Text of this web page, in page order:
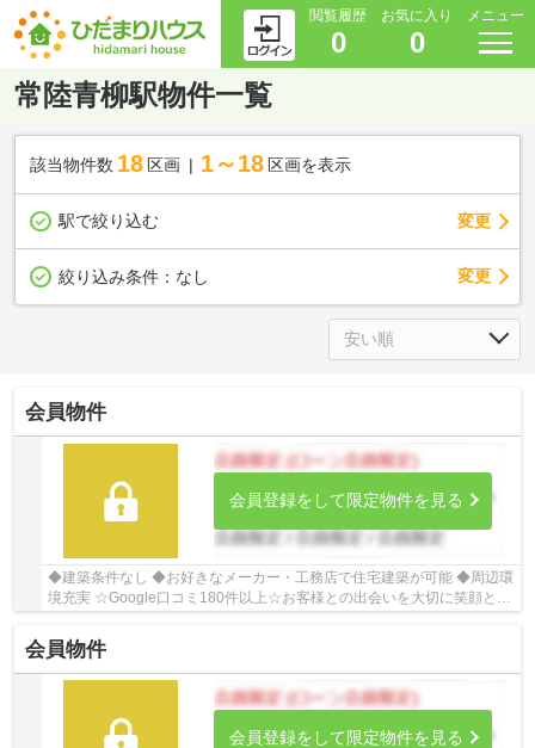
閲覧履歴
0
お気に入り
0
メニュー
常陸青柳駅物件一覧
該当物件数 18 区画 1～18 区画を表示
駅で絞り込む 変更
絞り込み条件： なし 変更
会員物件
会員登録をして限定物件を見る
◆建築条件なし ◆お好きなメーカー・工務店で住宅建築が可能 ◆周辺環
境充実 ☆Google口コミ180件以上☆お客様との出会いを大切に笑顔と安
会員物件
会員登録をして限定物件を見る